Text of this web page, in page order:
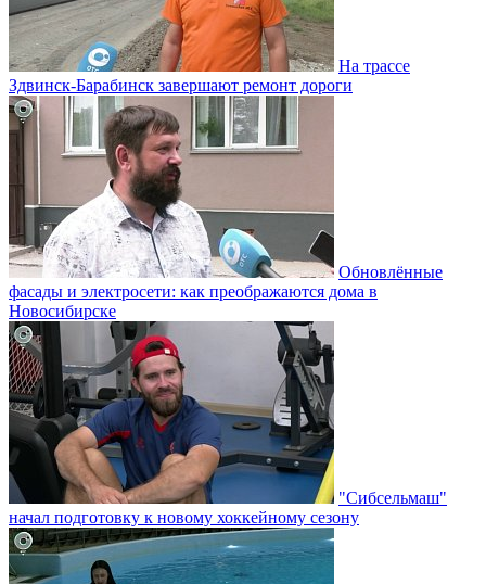
На трассе
Здвинск-Барабинск завершают ремонт дороги
Обновлённые
фасады и электросети: как преображаются дома в
Новосибирске
"Сибсельмаш"
начал подготовку к новому хоккейному сезону